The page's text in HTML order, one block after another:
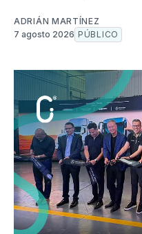
ADRIÁN MARTÍNEZ
7 agosto 2026 PÚBLICO